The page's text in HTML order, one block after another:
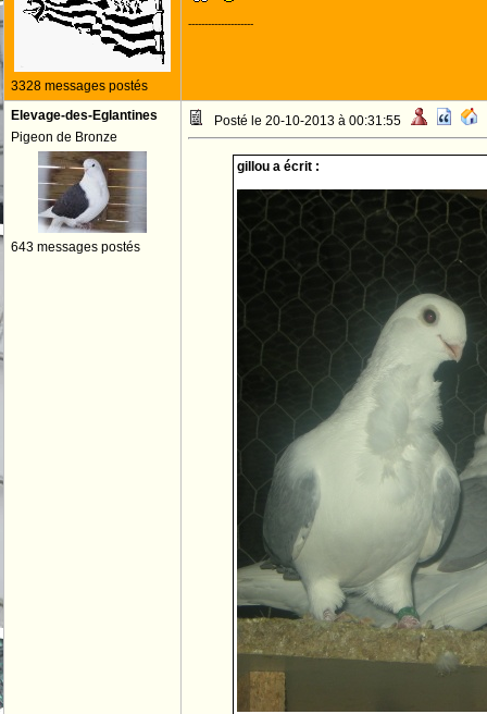
3328 messages postés
--------------------
Elevage-des-Eglantines
Pigeon de Bronze
643 messages postés
Posté le 20-10-2013 à 00:31:55
gillou a écrit :